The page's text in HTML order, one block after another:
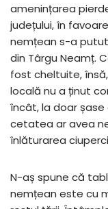
amenințarea
județului, în
nemțean s-a
din Târgu Neamț.
fost cheltuite,
locală nu a ținut
încât, la doar șase
cetatea ar avea
înlăturarea
N-aș spune că
nemțean este cu